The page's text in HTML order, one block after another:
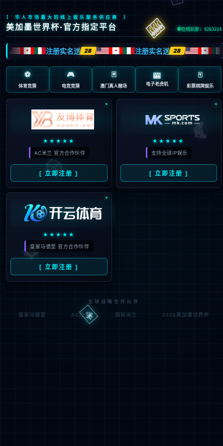
404 页面不存在。可
能你打开的是过期的
书签，或者输入了错
误的地址。
3秒后